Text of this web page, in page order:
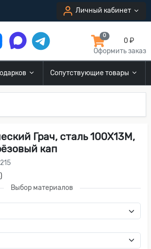
Личный кабинет
0
0 ₽
Оформить заказ
Сопутствующие товары
Грач, сталь 100Х13М,
кап
Выбор материалов